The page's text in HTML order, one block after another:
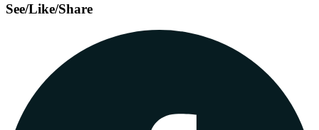
See/Like/Share